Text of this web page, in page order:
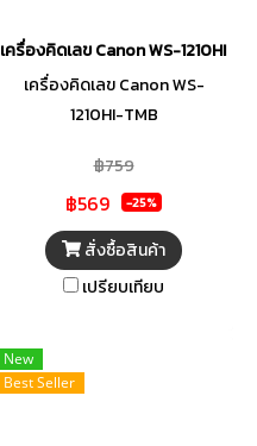
เครื่องคิดเลข Canon WS-1210HI-
เครื่องคิดเลข Canon WS-
1210HI-TMB
฿759
฿569 -25%
สั่งซื้อสินค้า
เปรียบเทียบ
New
Best Seller